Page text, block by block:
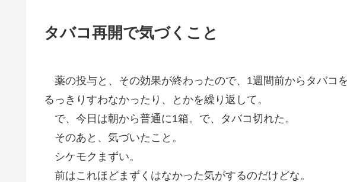
タバコ再開で気づくこと
薬の投与と、その効果が終わったので、1週間前からタバコ
るっきりすわなかったり、とかを繰り返して。
で、今日は朝から普通に1箱。で、タバコ切れた。
そのあと、気づいたこと。
シケモクまずい。
前はこれほどまずくはなかった気がするのだけどな。